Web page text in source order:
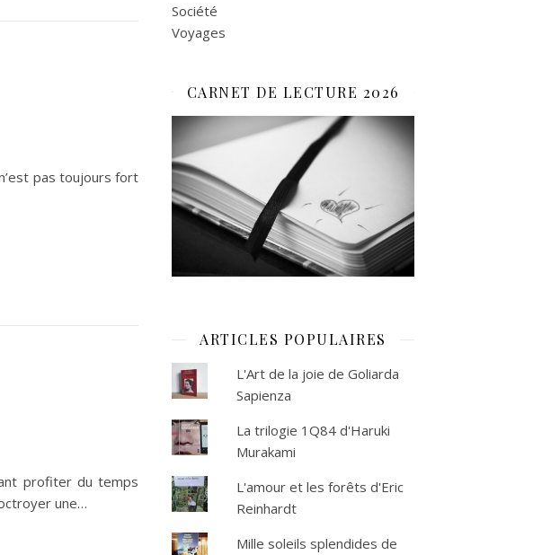
pas toujours fort
profiter du temps
une…
Société
Voyages
CARNET DE LECTURE 2026
ARTICLES POPULAIRES
L'Art de la joie de Goliarda
Sapienza
La trilogie 1Q84 d'Haruki
Murakami
L'amour et les forêts d'Eric
Reinhardt
Mille soleils splendides de